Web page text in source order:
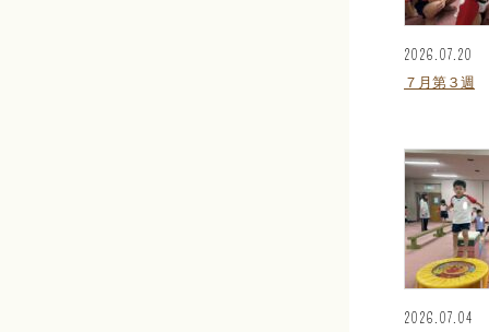
2026.07.20
７月第３週
2026.07.04